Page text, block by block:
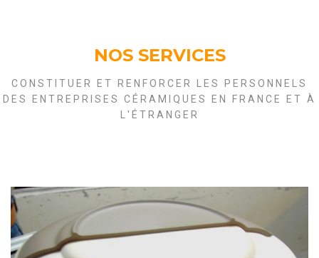
NOS SERVICES
CONSTITUER ET RENFORCER LES PERSONNELS
DES ENTREPRISES CÉRAMIQUES EN FRANCE ET À
L'ÉTRANGER